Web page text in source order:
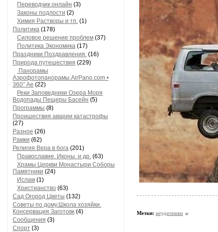
Переводчик онлайн (3)
Законы подлости (2)
Химия Растворы и тп. (1)
Политика (178)
Силовое решение проблем (37)
Политика Экономика (17)
Праздники Поздравления. (16)
Природа путешествия (229)
Панорамы
Аэрофотопанорамы.AirPano.com •
360° Ae (22)
Реки Заповедники Озера Моря
Водопады Пещеры Басейн (5)
Программы (8)
Проишествия аварии катастрофы
(27)
Разное (26)
Рамки (62)
Религия Вера в бога (201)
Православие. Иконы. и др. (63)
Храмы Церкви Монастыри Соборы
Памятники (24)
Ислам (1)
Христианство (63)
Сад Огород Цветы (132)
Советы по дому.Школа хозяйки.
Консервация Заготовк (4)
Сообщения (3)
Спорт (3)
Метки: неудачники